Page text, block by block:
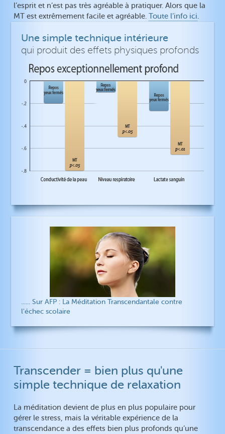
l’esprit et n’est pas très agréable à pratiquer. Alors que la
MT est extrêmement facile et agréable.Toute l’info ici.
Une simple technique intérieure
qui produit des effets physiques profonds
...... Sur AFP : La Méditation Transcendantale contre
l'échec scolaire
Transcender = bien plus qu'une
simple technique de relaxation
La méditation devient de plus en plus populaire pour
gérer le stress, mais la véritable expérience de la
transcendance a des effets bien plus profonds qu’une